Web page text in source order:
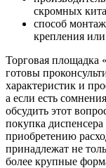
скромных
способ
крепления
Торговая площадка
готовы
характеристик и
а если есть
обсудить этот
покупка
приобретению
принадлежат не
более крупные